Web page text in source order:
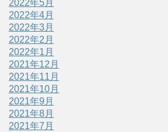
2022年5月
2022年4月
2022年3月
2022年2月
2022年1月
2021年12月
2021年11月
2021年10月
2021年9月
2021年8月
2021年7月